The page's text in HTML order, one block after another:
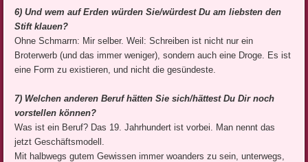
6) Und wem auf Erden würden Sie/würdest Du am liebsten den
Stift klauen?
Ohne Schmarrn: Mir selber. Weil: Schreiben ist nicht nur ein
Broterwerb (und das immer weniger), sondern auch eine Droge. Es ist
eine Form zu existieren, und nicht die gesündeste.
7) Welchen anderen Beruf hätten Sie sich/hättest Du Dir noch
vorstellen können?
Was ist ein Beruf? Das 19. Jahrhundert ist vorbei. Man nennt das
jetzt Geschäftsmodell.
Mit halbwegs gutem Gewissen immer woanders zu sein, unterwegs,